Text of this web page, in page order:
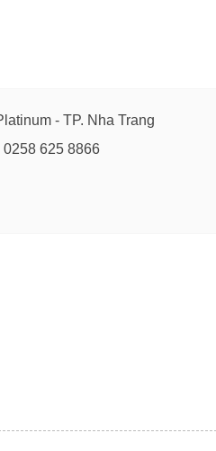
- TP. Nha Trang
625 8866